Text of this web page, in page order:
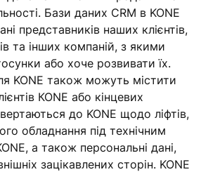
Бази даних CRM в KONE
представників наших клієнтів,
та інших компаній, з якими
або хоче розвивати їх.
KONE також можуть містити
КОNE або кінцевих
до KONE щодо ліфтів,
обладнання під технічним
а також персональні дані,
зацікавлених сторін. KONE